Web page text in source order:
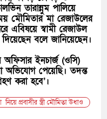
তারান্নুম পালিয়ে
মৌমিতার মা রেজাউলের
এবিষয়ে স্বামী রেজাউল
বলে জানিয়েছেন।
অফিসার ইনচার্জ (ওসি)
অভিযোগ পেয়েছি। তদন্ত
করা হবে’।
প্রবাসীর স্ত্রী মৌমিতা উধাও